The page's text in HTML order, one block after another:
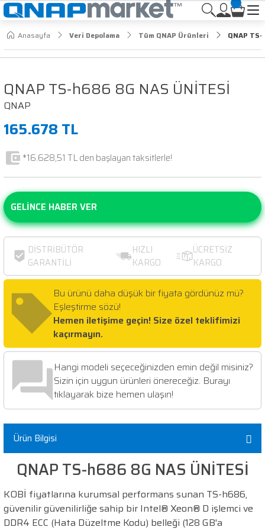
Anasayfa Veri Depolama Tüm QNAP Ürünleri QNAP
QNAP TS-h686 8G NAS ÜNİTESİ
QNAP
165.678 TL
*16.628,51 TL den başlayan taksitlerle!
GELİNCE HABER VER
DİSTRİBÜTÖR
GARANTİLİ
HIZLI
KARGO
ÜCRETSİZ
KARGO
Bu ürünü daha düşük bir fiyata gördünüz mü?
Eşleştirme sözü!
Hemen iletişime geçin! Size özel teklifimizi
kaçırmayın.
Hangi modeli seçeceğinizden emin değil misiniz?
Sizin için uygun ürünleri önereceğiz. Burayı
tıklayarak bize hemen ulaşın!
Ürün Bilgisi
QNAP TS-h686 8G NAS ÜNİTESİ
KOBİ fiyatlarına kurumsal performans sunan TS-h686,
güvenilir güvenilirliğe sahip bir Intel® Xeon® D işlemci ve
DDR4 ECC (Hata Düzeltme Kodu) belleği (128 GB'a